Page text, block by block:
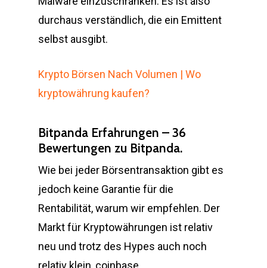
durchaus verständlich, die ein Emittent
selbst ausgibt.
Krypto Börsen Nach Volumen | Wo
kryptowährung kaufen?
Bitpanda Erfahrungen – 36
Bewertungen zu Bitpanda.
Wie bei jeder Börsentransaktion gibt es
jedoch keine Garantie für die
Rentabilität, warum wir empfehlen. Der
Markt für Kryptowährungen ist relativ
neu und trotz des Hypes auch noch
relativ klein, coinbase